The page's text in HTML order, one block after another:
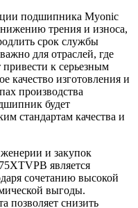
подшипника Myonic
трения и износа,
срок службы
для отраслей, где
к серьезным
качество изготовления и
производства
будет
стандартам качества и
и закупок
является
сочетанию высокой
выгоды.
позволяет снизить